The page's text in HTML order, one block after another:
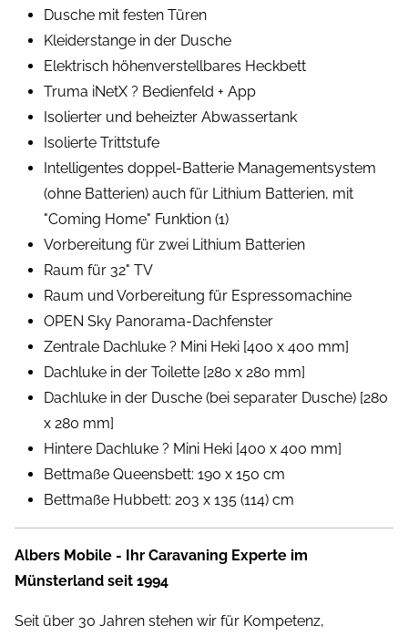
Dusche mit festen Türen
Kleiderstange in der Dusche
Elektrisch höhenverstellbares Heckbett
Truma iNetX ? Bedienfeld + App
Isolierter und beheizter Abwassertank
Isolierte Trittstufe
Intelligentes doppel-Batterie Managementsystem
(ohne Batterien) auch für Lithium Batterien, mit
"Coming Home" Funktion (1)
Vorbereitung für zwei Lithium Batterien
Raum für 32" TV
Raum und Vorbereitung für Espressomachine
OPEN Sky Panorama-Dachfenster
Zentrale Dachluke ? Mini Heki [400 x 400 mm]
Dachluke in der Toilette [280 x 280 mm]
Dachluke in der Dusche (bei separater Dusche) [280
x 280 mm]
Hintere Dachluke ? Mini Heki [400 x 400 mm]
Bettmaße Queensbett: 190 x 150 cm
Bettmaße Hubbett: 203 x 135 (114) cm
Albers Mobile - Ihr Caravaning Experte im
Münsterland seit 1994
Seit über 30 Jahren stehen wir für Kompetenz,